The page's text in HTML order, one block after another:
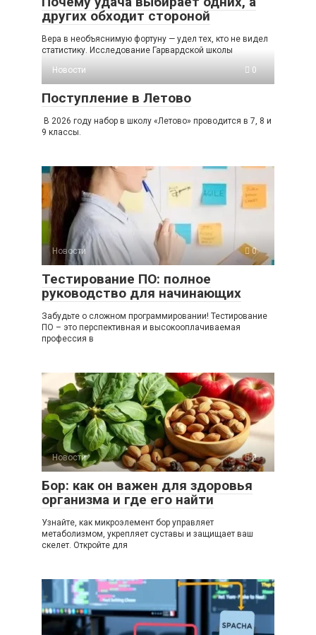
других обходит стороной
Вера в необъяснимую фортуну — удел тех, кто не видел
статистику. Исследование Гарвардской школы
Новости
0
Поступление в Летово
В 2026 году набор в школу «Летово» проводится в 7, 8 и
9 классы.
Новости 0
Тестирование ПО: полное
руководство для начинающих
Забудьте о сложном программировании! Тестирование
ПО – это перспективная и высокооплачиваемая
профессия в
Новости 0
Бор: как он важен для здоровья
организма и где его найти
Узнайте, как микроэлемент бор управляет
метаболизмом, укрепляет суставы и защищает ваш
скелет. Откройте для